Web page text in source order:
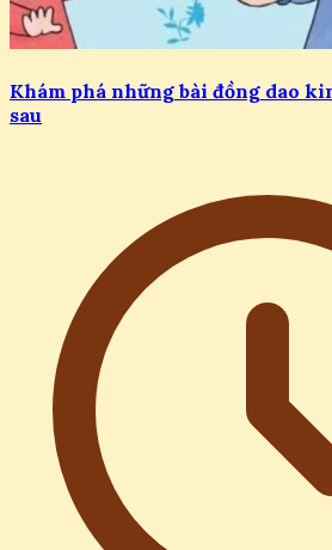
Khám phá những bài đồng dao
sau